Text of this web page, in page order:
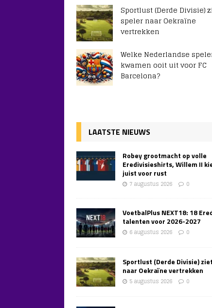
Sportlust (Derde Divisie)
speler naar Oekraïne
vertrekken
Welke Nederlandse
kwamen ooit uit voor FC
Barcelona?
LAATSTE NIEUWS
Robey grootmacht op volle
Eredivisieshirts, Willem II
juist voor rust
7 augustus 2026 0
VoetbalPlus NEXT18: 18
talenten voor 2026-2027
6 augustus 2026 0
Sportlust (Derde Divisie)
naar Oekraïne vertrekken
5 augustus 2026 0